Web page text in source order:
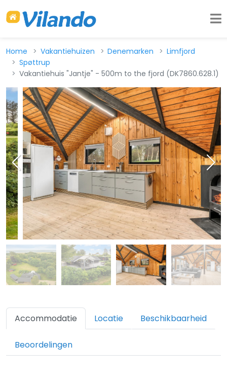
Home Vakantiehuizen Denemarken
Limfjord
Spøttrup
Vakantiehuis "Jantje" - 500m to the fjord (DK7860.628.1)
Accommodatie Locatie Beschikbaarheid
Beoordelingen